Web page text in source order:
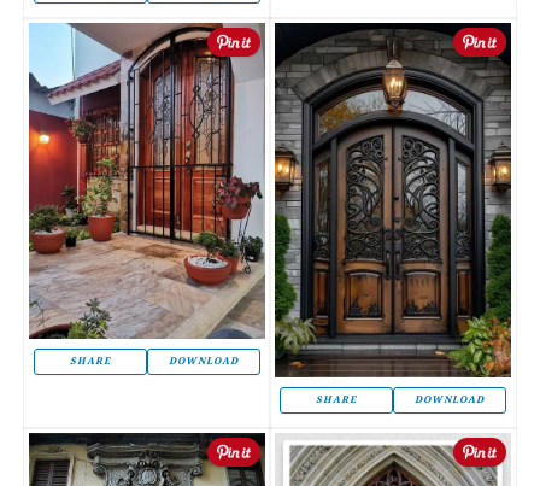
SHARE DOWNLOAD
SHARE DOWNLOAD